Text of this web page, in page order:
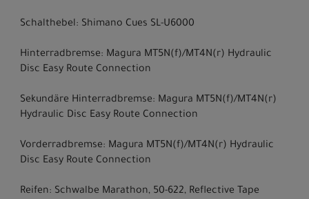
Schalthebel: Shimano Cues SL-U6000
Hinterradbremse: Magura MT5N(f)/MT4N(r) Hydraulic
Disc Easy Route Connection
Sekundäre Hinterradbremse: Magura MT5N(f)/MT4N(r)
Hydraulic Disc Easy Route Connection
Vorderradbremse: Magura MT5N(f)/MT4N(r) Hydraulic
Disc Easy Route Connection
Reifen: Schwalbe Marathon, 50-622, Reflective Tape